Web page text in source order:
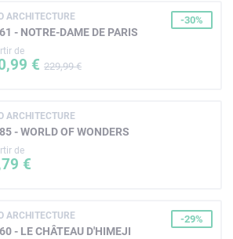
ARCHITECTURE
- NOTRE-DAME DE PARIS
de
€ 229,99 €
-30%
ARCHITECTURE
- WORLD OF WONDERS
de
€
ARCHITECTURE
- LE CHÂTEAU D'HIMEJI
-29%